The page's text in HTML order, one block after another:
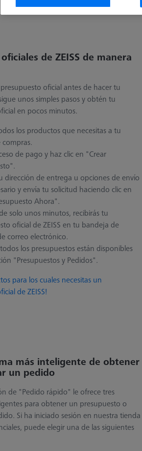
también ofrece muchos servicios y
de ZEISS de manera
oficial antes de hacer tu
unos simples pasos y obtén tu
en pocos minutos.
los productos que necesitas a tu
de pago y haz clic en "Crear
dirección de entrega u opciones de envío
y envía tu solicitud haciendo clic en
Ahora".
solo unos minutos, recibirás tu
oficial de ZEISS en tu bandeja de
correo electrónico.
los presupuestos están disponibles
"Presupuestos y Pedidos".
para los cuales necesitas un
de ZEISS!
más inteligente de obtener
un pedido
de "Pedido rápido" le ofrece tres
para obtener un presupuesto o
Si ha iniciado sesión en nuestra tienda
puede elegir una de las siguientes